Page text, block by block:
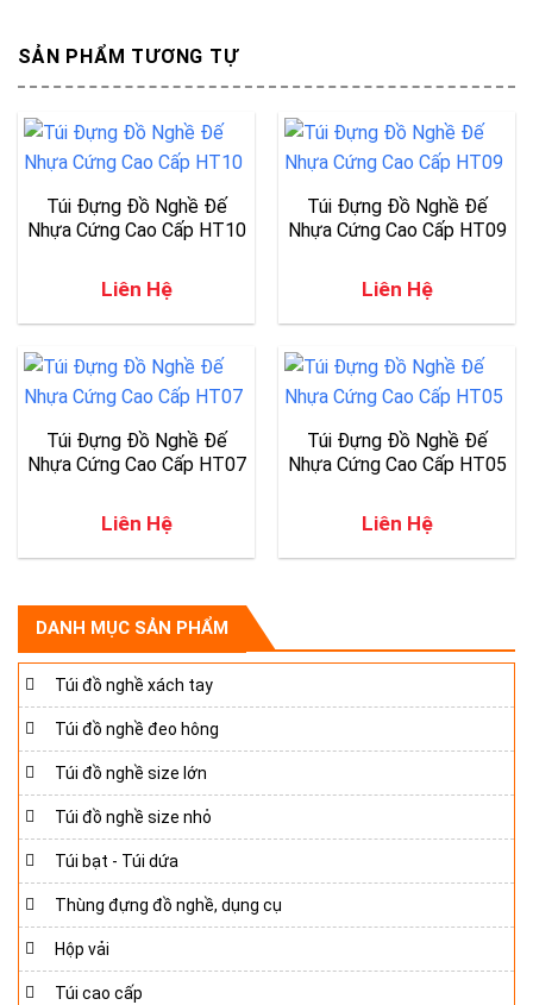
SẢN PHẨM TƯƠNG TỰ
Túi Đựng Đồ Nghề Đế
Nhựa Cứng Cao Cấp HT10
Liên Hệ
Túi Đựng Đồ Nghề Đế
Nhựa Cứng Cao Cấp HT09
Liên Hệ
Túi Đựng Đồ Nghề Đế
Nhựa Cứng Cao Cấp HT07
Liên Hệ
Túi Đựng Đồ Nghề Đế
Nhựa Cứng Cao Cấp HT05
Liên Hệ
DANH MỤC SẢN PHẨM
Túi đồ nghề xách tay
Túi đồ nghề đeo hông
Túi đồ nghề size lớn
Túi đồ nghề size nhỏ
Túi bạt - Túi dứa
Thùng đựng đồ nghề, dụng cụ
Hộp vải
Túi cao cấp